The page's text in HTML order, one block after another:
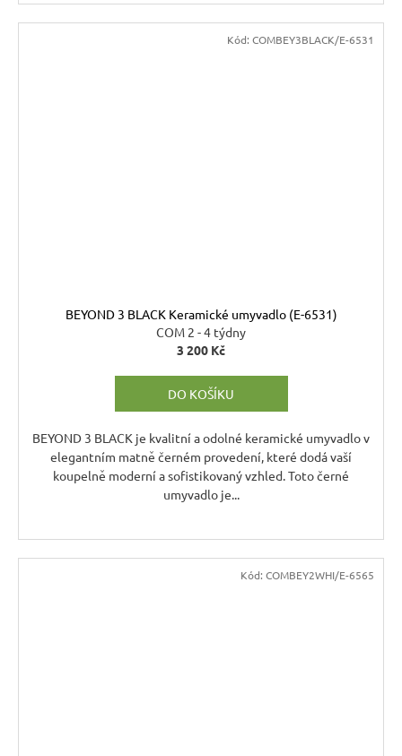
BEYOND 3 BLACK Keramické umyvadlo (E-6531)
COM 2 - 4 týdny
3 200 Kč
DO KOŠÍKU
BEYOND 3 BLACK je kvalitní a odolné keramické umyvadlo v
elegantním matně černém provedení, které dodá vaší
koupelně moderní a sofistikovaný vzhled. Toto černé
umyvadlo je...
Kód: COMBEY3BLACK/E-6531
Kód: COMBEY2WHI/E-6565